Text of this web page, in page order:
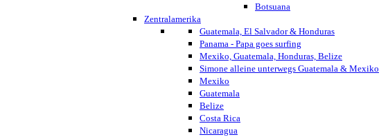
Botsuana
Zentralamerika
Guatemala, El Salvador & Honduras
Panama - Papa goes surfing
Mexiko, Guatemala, Honduras, Belize
Simone alleine unterwegs Guatemala & Mexiko
Mexiko
Guatemala
Belize
Costa Rica
Nicaragua